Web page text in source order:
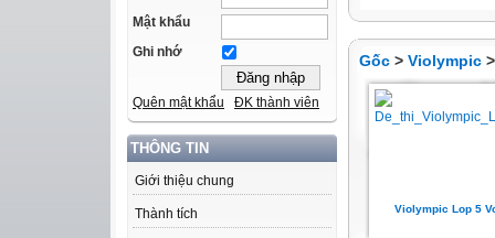
Mật khẩu
Ghi nhớ
Quên mật khẩu ĐK thành viên
THÔNG TIN
Giới thiệu chung
Thành tích
Gốc > Violympic
Violympic Lop 5